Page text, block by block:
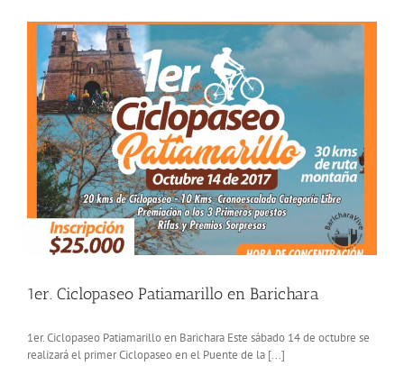
este
martes
Barichara
1er. Ciclopaseo Patiamarillo en Barichara
1er. Ciclopaseo Patiamarillo en Barichara Este sábado 14 de octubre se
realizará el primer Ciclopaseo en el Puente de la [...]